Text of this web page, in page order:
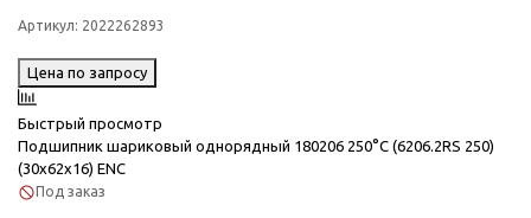
Артикул: 2022262893
Цена по запросу
Быстрый просмотр
Подшипник шариковый однорядный 180206 250°C (6206.2RS 250)
(30x62x16) ENC
Под заказ